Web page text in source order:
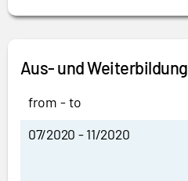
Aus- und Weiterbildung
from - to
07/2020 - 11/2020